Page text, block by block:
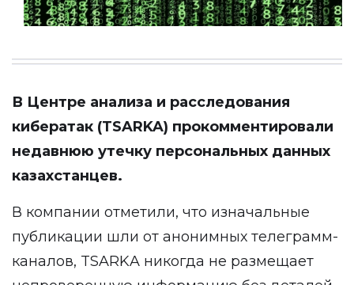
В Центре анализа и расследования
кибератак (TSARKA) прокомментировали
недавнюю утечку персональных данных
казахстанцев.
В компании отметили, что изначальные
публикации шли от анонимных телеграмм-
каналов, TSARKA никогда не размещает